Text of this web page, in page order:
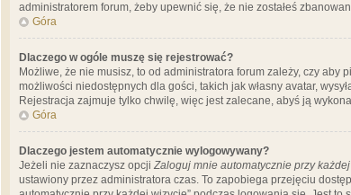
administratorem forum, żeby upewnić się, że nie zostałeś
Góra
Dlaczego w ogóle muszę się rejestrować?
Możliwe, że nie musisz, to od administratora forum zależy, czy
możliwości niedostępnych dla gości, takich jak własny avatar,
Rejestracja zajmuje tylko chwilę, więc jest zalecane, abyś ją
Góra
Dlaczego jestem automatycznie wylogowywany?
Jeżeli nie zaznaczysz opcji Zaloguj mnie automatycznie przy
ustawiony przez administratora czas. To zapobiega przejęciu